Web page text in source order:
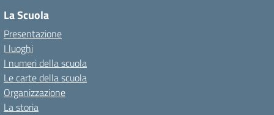
La Scuola
Presentazione
I luoghi
I numeri della scuola
Le carte della scuola
Organizzazione
La storia